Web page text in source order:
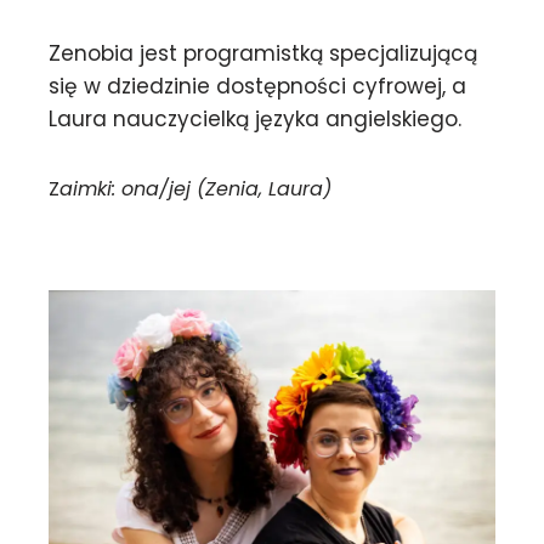
Zenobia jest programistką specjalizującą
się w dziedzinie dostępności cyfrowej, a
Laura nauczycielką języka angielskiego.
Zaimki: ona/jej (Zenia, Laura)